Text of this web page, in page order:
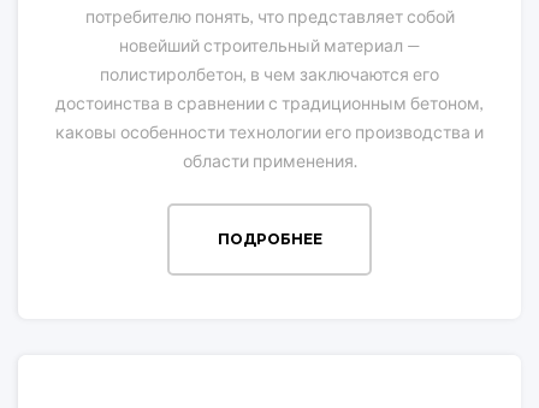
потребителю понять, что представляет собой
новейший строительный материал —
полистиролбетон, в чем заключаются его
достоинства в сравнении с традиционным бетоном,
каковы особенности технологии его производства и
области применения.
ПОДРОБНЕЕ